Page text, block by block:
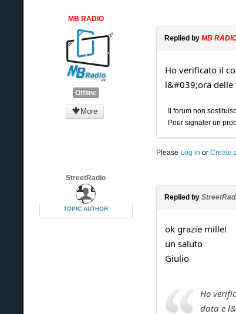
MB RADIO
Offline
More
Replied by MB
Ho verificato il
l&#039;ora delle
Il forum non
Pour signaler un
Please Log in or Create
StreetRadio
TOPIC AUTHOR
Replied by
ok grazie mille!
un saluto
Giulio
Ho
data e